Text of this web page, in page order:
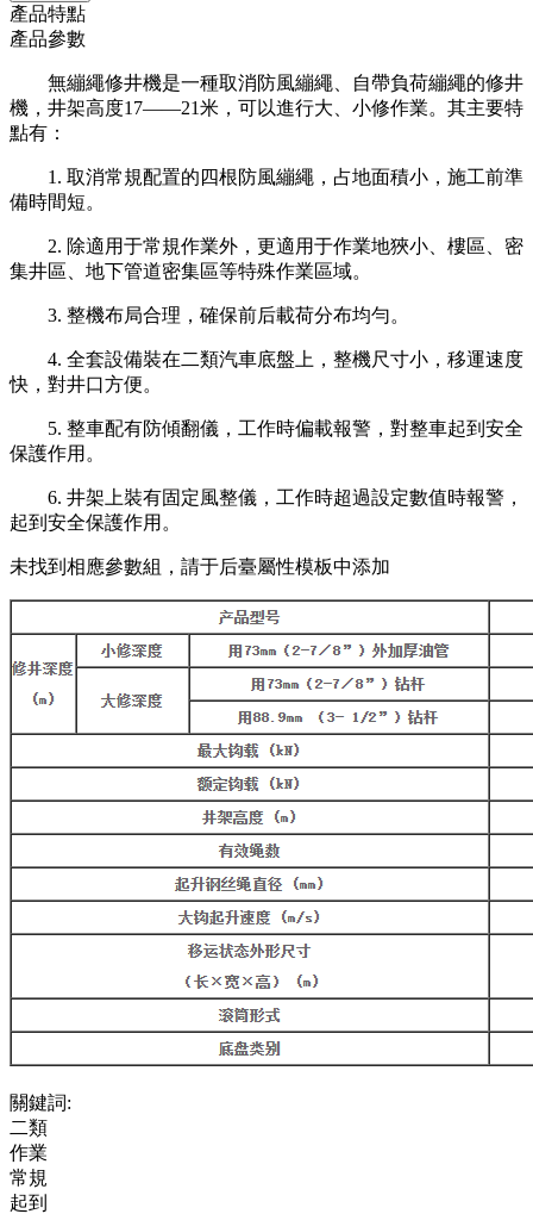
產品特點
產品參數
無繃繩修井機是一種取消防風繃繩、自帶負荷繃繩的修井
機，井架高度17——21米，可以進行大、小修作業。其主要特
點有：
1. 取消常規配置的四根防風繃繩，占地面積小，施工前準
備時間短。
2. 除適用于常規作業外，更適用于作業地狹小、樓區、密
集井區、地下管道密集區等特殊作業區域。
3. 整機布局合理，確保前后載荷分布均勻。
4. 全套設備裝在二類汽車底盤上，整機尺寸小，移運速度
快，對井口方便。
5. 整車配有防傾翻儀，工作時偏載報警，對整車起到安全
保護作用。
6. 井架上裝有固定風整儀，工作時超過設定數值時報警，
起到安全保護作用。
未找到相應參數組，請于后臺屬性模板中添加
關鍵詞:
二類
作業
常規
起到